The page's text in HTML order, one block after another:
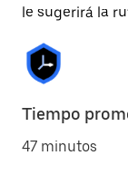
le sugerirá la
Tiempo
47 minutos